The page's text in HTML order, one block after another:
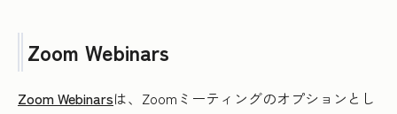
Zoom Webinars
Zoom Webinarsは、Zoomミーティングのオプションとし